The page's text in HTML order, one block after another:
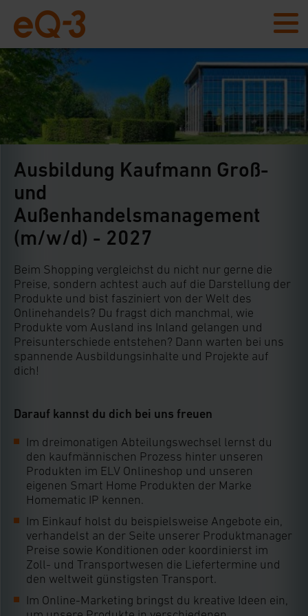
Ausbildung Kaufmann Groß-
und
Außenhandelsmanagement
(m/w/d) - 2027
Beim Shopping vergleichst du nicht nur gerne die
Preise, sondern achtest auch auf die Darstellung der
Produkte und bist fasziniert von der Welt des
Onlinehandels? Du fragst dich manchmal, wie
Produkte vom Ausland ins Inland gelangen und
Preisunterschiede entstehen? Dann warten bei uns
spannende Ausbildungsinhalte und Projekte auf
dich!
Darauf kannst du dich bei uns freuen
Im dreimonatigen Abteilungswechsel lernst du
den kaufmännischen Prozess hinter unseren
Produkten im ELV Onlineshop und unseren
eigenen Smart Home Produkten der Marke
Homematic IP kennen.
Im Einkauf holst du beispielsweise Angebote ein,
verhandelst an der Seite unserer Produktmanager
Preise sowie Konditionen oder koordinierst im
Zoll- und Transportwesen die Liefertermine und
den weltweit günstigsten Transport.
Im Online-Marketing bringst du kreative Ideen ein,